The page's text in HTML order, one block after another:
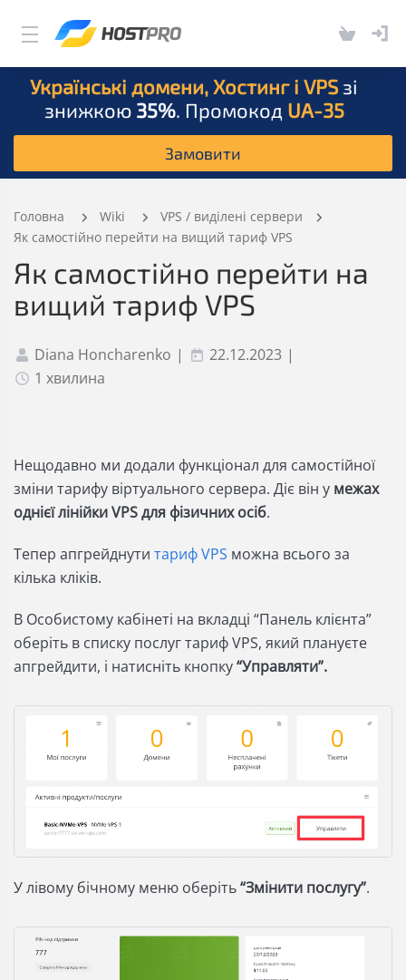
Українські домени, Хостинг і VPS зі
знижкою 35%. Промокод UA-35
Замовити
Головна Wiki
VPS / виділені сервери
Як самостійно перейти на вищий тариф VPS
Як самостійно перейти на
вищий тариф VPS
Diana Honcharenko | 22.12.2023 |
1 хвилина
Нещодавно ми додали функціонал для самостійної
зміни тарифу віртуального сервера. Діє він у межах
однієї лінійки VPS для фізичних осіб.
Тепер апгрейднути тариф VPS можна всього за
кілька кліків.
В Особистому кабінеті на вкладці “Панель клієнта”
оберіть в списку послуг тариф VPS, який плануєте
апгрейдити, і натисніть кнопку“Управляти”.
У лівому бічному меню оберіть“Змінити послугу”.